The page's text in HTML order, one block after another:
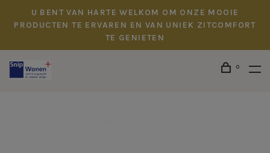
U BENT VAN HARTE WELKOM OM ONZE MOOIE
PRODUCTEN TE ERVAREN EN VAN UNIEK ZITCOMFORT
TE GENIETEN
0